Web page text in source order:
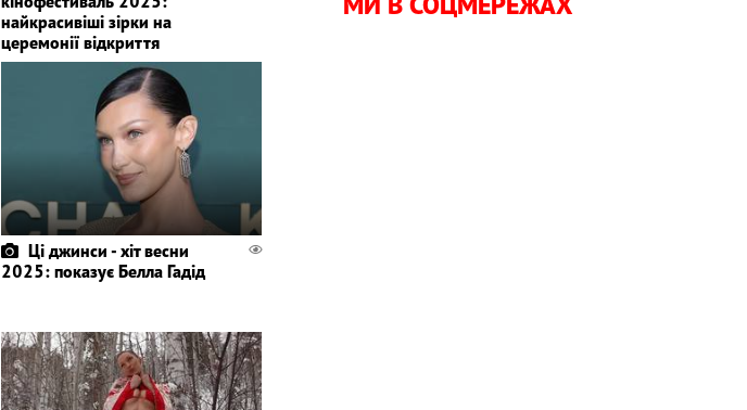
найкрасивіші зірки на
церемонії відкриття
Ці джинси - хіт весни
2025: показує Белла Гадід